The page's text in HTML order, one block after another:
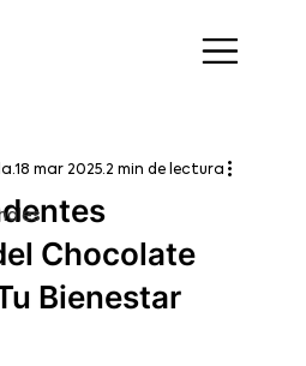
Chocolate
Bienestar
18 mar 2025 2 min de lectura